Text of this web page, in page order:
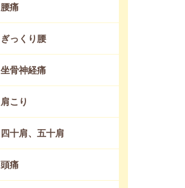
腰痛
ぎっくり腰
坐骨神経痛
肩こり
四十肩、五十肩
頭痛